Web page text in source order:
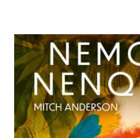
Tochter des
Zur Wunschliste
Meine Wurzeln, mein Volk